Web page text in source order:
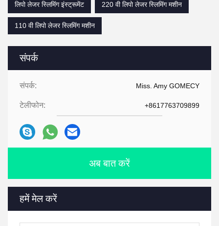
संपर्क
संपर्क: Miss. Amy GOMECY
टेलीफोन: +8617763709899
अब बात करें
हमें मेल करें
लिपो लेजर स्लिमिंग इंस्ट्रूमेंट
220 वी लिपो लेजर स्लिमिंग मशीन
110 वी लिपो लेजर स्लिमिंग मशीन